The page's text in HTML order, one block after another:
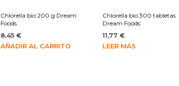
Chlorella bio 200 g Dream
Foods
8,45€
AÑADIR AL CARRITO
Chlorella bio 300 tabletas
Dream Foods
11,77€
LEER MÁS